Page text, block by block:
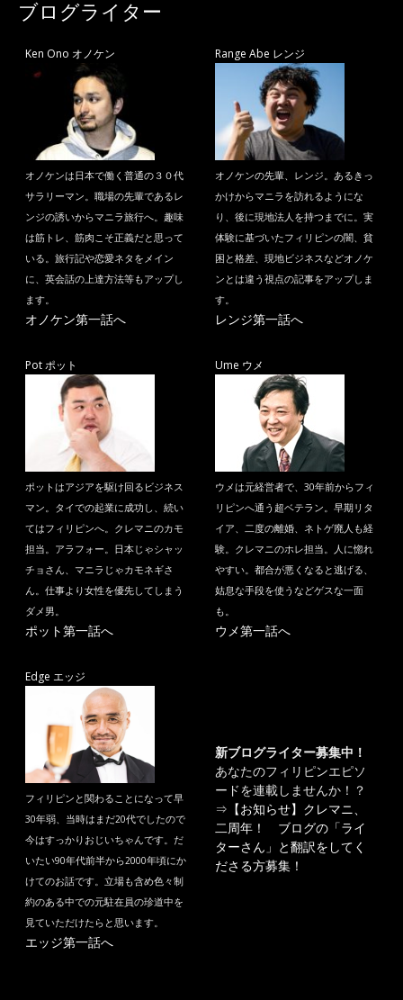
ブログライター
Ken Ono オノケン
オノケンは日本で働く普通の３０代
サラリーマン。職場の先輩であるレ
ンジの誘いからマニラ旅行へ。趣味
は筋トレ、筋肉こそ正義だと思って
いる。旅行記や恋愛ネタをメイン
に、英会話の上達方法等もアップし
ます。
オノケン第一話へ
Range Abe レンジ
オノケンの先輩、レンジ。あるきっ
かけからマニラを訪れるようにな
り、後に現地法人を持つまでに。実
体験に基づいたフィリピンの闇、貧
困と格差、現地ビジネスなどオノケ
ンとは違う視点の記事をアップしま
す。
レンジ第一話へ
Pot ポット
ポットはアジアを駆け回るビジネス
マン。タイでの起業に成功し、続い
てはフィリピンへ。クレマニのカモ
担当。アラフォー。日本じゃシャッ
チョさん、マニラじゃカモネギさ
ん。仕事より女性を優先してしまう
ダメ男。
ポット第一話へ
Ume ウメ
ウメは元経営者で、30年前からフィ
リピンへ通う超ベテラン。早期リタ
イア、二度の離婚、ネトゲ廃人も経
験。クレマニのホレ担当。人に惚れ
やすい。都合が悪くなると逃げる、
姑息な手段を使うなどゲスな一面
も。
ウメ第一話へ
Edge エッジ
フィリピンと関わることになって早
30年弱、当時はまだ20代でしたので
今はすっかりおじいちゃんです。だ
いたい90年代前半から2000年頃にか
けてのお話です。立場も含め色々制
約のある中での元駐在員の珍道中を
見ていただけたらと思います。
エッジ第一話へ
新ブログライター募集中！
あなたのフィリピンエピソ
ードを連載しませんか！？
⇒ 【お知らせ】クレマニ、
二周年！ ブログの「ライ
ターさん」と翻訳をしてく
ださる方募集！